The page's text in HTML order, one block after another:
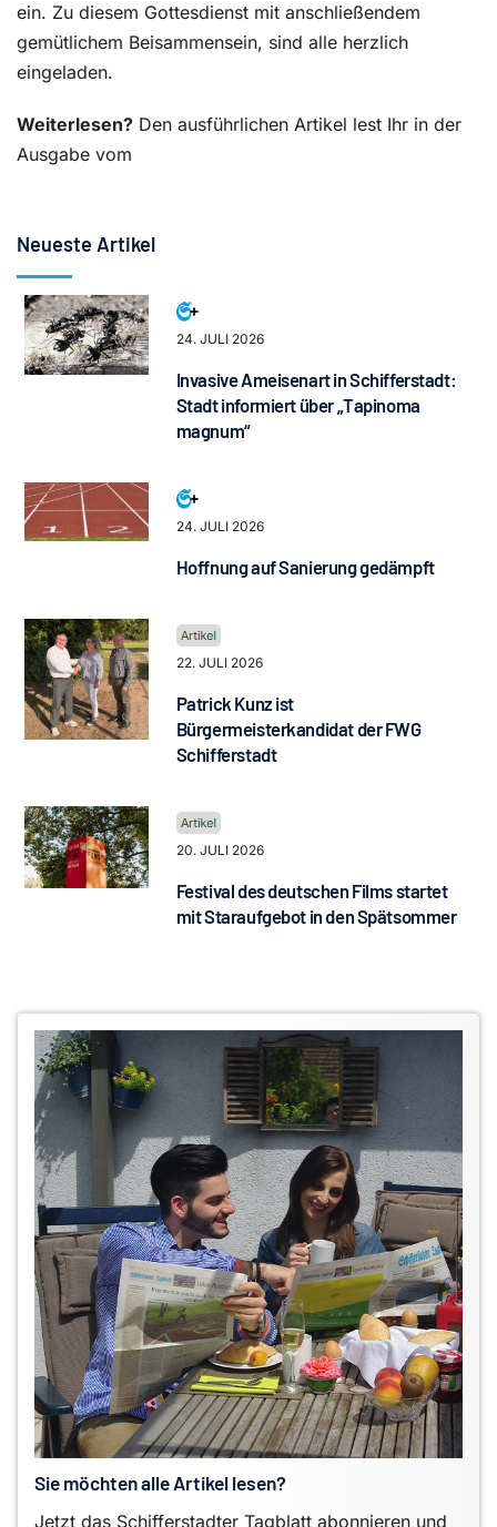
ein. Zu diesem Gottesdienst mit anschließendem
gemütlichem Beisammensein, sind alle herzlich
eingeladen.
Weiterlesen? Den ausführlichen Artikel lest Ihr in der
Ausgabe vom
Neueste Artikel
24. JULI 2026
Invasive Ameisenart in Schifferstadt:
Stadt informiert über „Tapinoma
magnum“
24. JULI 2026
Hoffnung auf Sanierung gedämpft
22. JULI 2026
Patrick Kunz ist
Bürgermeisterkandidat der FWG
Schifferstadt
20. JULI 2026
Festival des deutschen Films startet
mit Staraufgebot in den Spätsommer
Sie möchten alle Artikel lesen?
Jetzt das Schifferstadter Tagblatt abonnieren und